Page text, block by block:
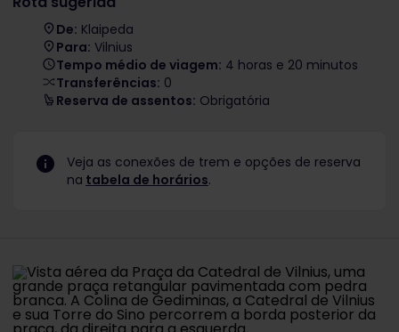
De: Klaipeda
Para: Vilnius
Tempo médio de viagem: 4 horas e 20 minutos
Transferências: 0
Reserva de assentos: Obrigatória
Veja as conexões de trem e opções de reserva
na tabela de horários.